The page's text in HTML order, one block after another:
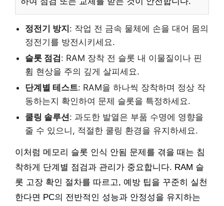
정전기 방지 : 작업 전 금속 물체에 손을 대어 몸의
정전기를 방전시키세요.
슬롯 점검 : RAM 장착 전 슬롯 내 이물질이나 핀
휨 현상을 주의 깊게 살피세요.
단계별 테스트: RAM을 하나씩 장착하며 정상 작
동하는지 확인하여 문제 슬롯을 특정하세요.
쿨링 솔루션: 과도한 발열은 부품 수명에 영향을
줄 수 있으니, 적절한 쿨링 환경을 유지하세요.
이처럼 메모리 슬롯 인식 안됨 문제를 겪을 때는 침
착하게 단계별 점검과 관리가 중요합니다. RAM 슬
롯 고장 확인 절차를 따르고, 예방 팁을 꾸준히 실천
한다면 PC의 전반적인 성능과 안정성을 유지하는